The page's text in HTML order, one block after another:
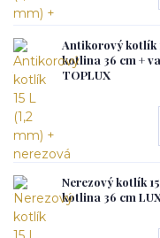
Antikorový kotlík
kotlina 36 cm +
TOPLUX
Nerezový kotlík
kotlina 36 cm